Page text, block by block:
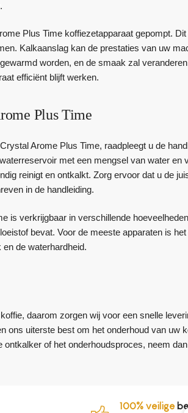
Plus Time koffiezetapparaat gepompt.
Kalkaanslag kan de prestaties van uw
worden, en de smaak zal
efficiënt blijft werken.
Plus Time
Arome Plus Time, raadpleegt u de
met een mengsel van water en
reinigt en ontkalkt. Zorg ervoor dat u de
in de handleiding.
is verkrijgbaar in verschillende
bevat. Voor de meeste apparaten is
de waterhardheid.
daarom zorgen wij voor een snelle
ons uiterste best om het onderhoud van uw
of het onderhoudsproces, neem
100% veilige